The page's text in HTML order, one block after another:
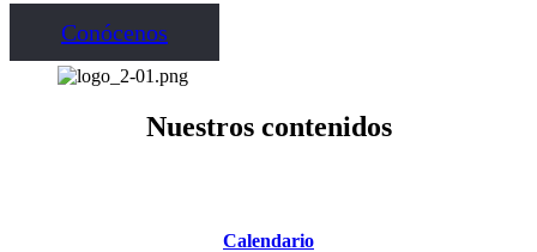
Conócenos
Nuestros contenidos
Calendario